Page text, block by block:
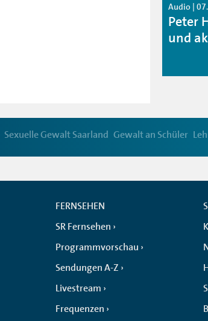
Audio |
Peter
und
Sexuelle Gewalt Saarland Gewalt an Schüler
FERNSEHEN
SR Fernsehen
Programmvorschau
Sendungen A-Z
Livestream
Frequenzen